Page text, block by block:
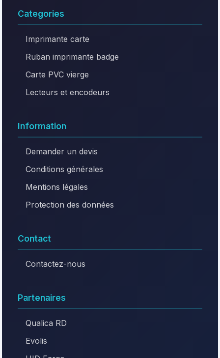
Categories
Imprimante carte
Ruban imprimante badge
Carte PVC vierge
Lecteurs et encodeurs
Information
Demander un devis
Conditions générales
Mentions légales
Protection des données
Contact
Contactez-nous
Partenaires
Qualica RD
Evolis